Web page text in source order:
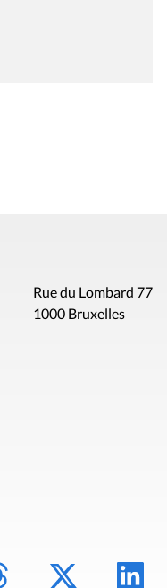
Rue du Lombard 77
1000 Bruxelles